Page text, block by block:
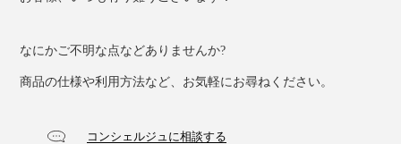
なにかご不明な点などありませんか?
商品の仕様や利用方法など、お気軽にお尋ねください。
コンシェルジュに相談する